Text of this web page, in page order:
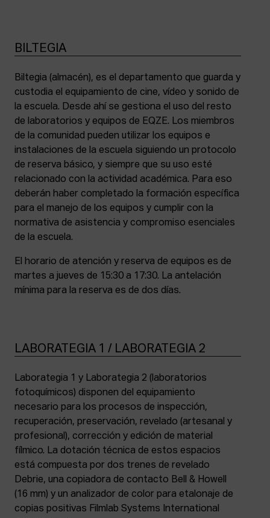
BILTEGIA
Biltegia (almacén), es el departamento que guarda y
custodia el equipamiento de cine, vídeo y sonido de
la escuela. Desde ahí se gestiona el uso del resto
de laboratorios y equipos de EQZE. Los miembros
de la comunidad pueden utilizar los equipos e
instalaciones de la escuela siguiendo un protocolo
de reserva básico, y siempre que su uso esté
relacionado con la actividad académica. Para eso
deberán haber completado la formación específica
para el manejo de los equipos y cumplir con la
normativa de asistencia y compromiso esenciales
de la escuela.
El horario de atención y reserva de equipos es de
martes a jueves de 15:30 a 17:30. La antelación
mínima para la reserva es de dos días.
LABORATEGIA 1 / LABORATEGIA 2
Laborategia 1 y Laborategia 2 (laboratorios
fotoquímicos) disponen del equipamiento
necesario para los procesos de inspección,
recuperación, preservación, revelado (artesanal y
profesional), corrección y edición de material
fílmico. La dotación técnica de estos espacios
está compuesta por dos trenes de revelado
Debrie, una copiadora de contacto Bell & Howell
(16 mm) y un analizador de color para etalonaje de
copias positivas Filmlab Systems International